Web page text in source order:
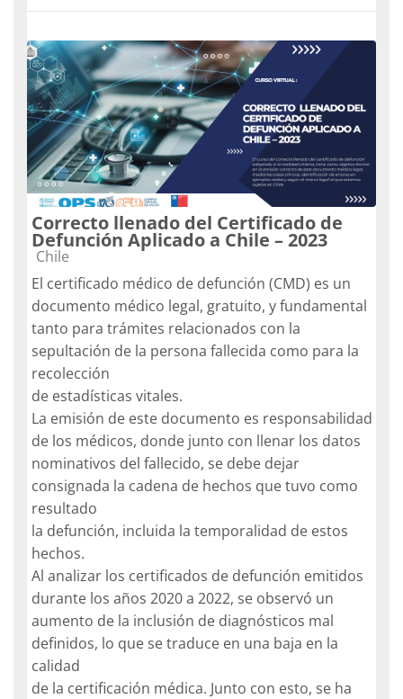
Correcto llenado del Certificado de
Defunción Aplicado a Chile – 2023
Categoría de cursos
Chile
El certificado médico de defunción (CMD) es un
documento médico legal, gratuito, y fundamental
tanto para trámites relacionados con la
sepultación de la persona fallecida como para la
recolección
de estadísticas vitales.
La emisión de este documento es responsabilidad
de los médicos, donde junto con llenar los datos
nominativos del fallecido, se debe dejar
consignada la cadena de hechos que tuvo como
resultado
la defunción, incluida la temporalidad de estos
hechos.
Al analizar los certificados de defunción emitidos
durante los años 2020 a 2022, se observó un
aumento de la inclusión de diagnósticos mal
definidos, lo que se traduce en una baja en la
calidad
de la certificación médica. Junto con esto, se ha